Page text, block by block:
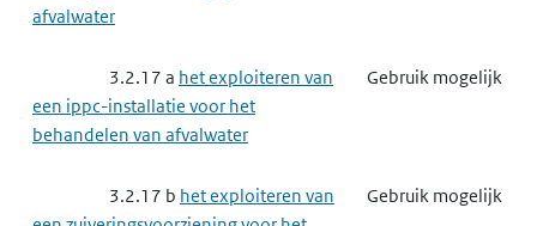
afvalwater
3.2.17 a het exploiteren van
een ippc-installatie voor het
behandelen van afvalwater
Gebruik mogelijk
3.2.17 b het exploiteren van
Gebruik mogelijk